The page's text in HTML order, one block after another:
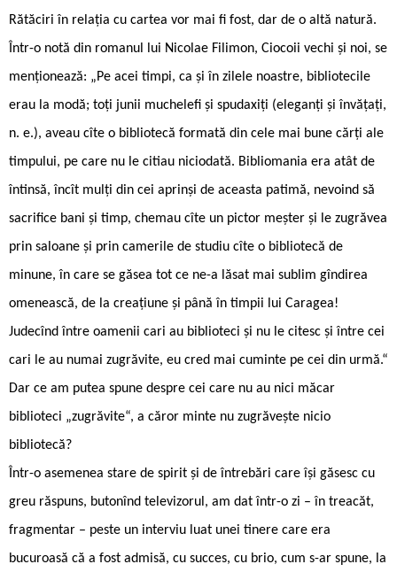
Rătăciri în relația cu cartea vor mai fi fost, dar de o altă natură.
Într-o notă din romanul lui Nicolae Filimon, Ciocoii vechi și noi, se
menționează: „Pe acei timpi, ca și în zilele noastre, bibliotecile
erau la modă; toți junii muchelefi și spudaxiți (eleganți și învățați,
n. e.), aveau cîte o bibliotecă formată din cele mai bune cărți ale
timpului, pe care nu le citiau niciodată. Bibliomania era atât de
întinsă, încît mulți din cei aprinși de aceasta patimă, nevoind să
sacrifice bani și timp, chemau cîte un pictor meșter și le zugrăvea
prin saloane și prin camerile de studiu cîte o bibliotecă de
minune, în care se găsea tot ce ne-a lăsat mai sublim gîndirea
omenească, de la creațiune și până în timpii lui Caragea!
Judecînd între oamenii cari au biblioteci și nu le citesc și între cei
cari le au numai zugrăvite, eu cred mai cuminte pe cei din urmă.“
Dar ce am putea spune despre cei care nu au nici măcar
biblioteci „zugrăvite“, a căror minte nu zugrăvește nicio
bibliotecă?
Într-o asemenea stare de spirit și de întrebări care își găsesc cu
greu răspuns, butonînd televizorul, am dat într-o zi – în treacăt,
fragmentar – peste un interviu luat unei tinere care era
bucuroasă că a fost admisă, cu succes, cu brio, cum s-ar spune, la